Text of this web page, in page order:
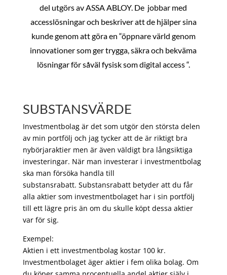
del utgörs av ASSA ABLOY. De jobbar med
accesslösningar och beskriver att de hjälper sina
kunde genom att göra en “öppnare värld genom
innovationer som ger trygga, säkra och bekväma
lösningar för såväl fysisk som digital access “.
SUBSTANSVÄRDE
Investmentbolag är det som utgör den största delen
av min portfölj och jag tycker att de är riktigt bra
nybörjaraktier men är även väldigt bra långsiktiga
investeringar. När man investerar i investmentbolag
ska man försöka handla till
substansrabatt. Substansrabatt betyder att du får
alla aktier som investmentbolaget har i sin portfölj
till ett lägre pris än om du skulle köpt dessa aktier
var för sig.
Exempel:
Aktien i ett investmentbolag kostar 100 kr.
Investmentbolaget äger aktier i fem olika bolag. Om